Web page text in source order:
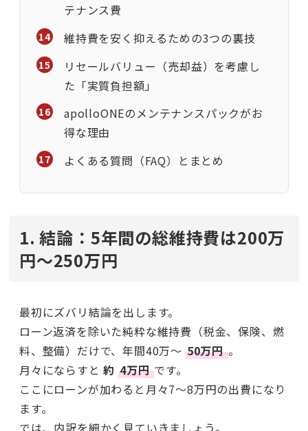
テナンス費
維持費を安く抑えるための3つの裏技
リセールバリュー（売却益）を考慮し
た「実質負担額」
apolloONEのメンテナンスパックがお
得な理由
よくある質問（FAQ）とまとめ
1. 結論：5年間の総維持費は200万
円〜250万円
最初にズバリ結論を出します。
ローン返済を除いた純粋な維持費（税金、保険、燃
料、整備）だけで、年間40万〜 50万円。
月々にならすと約4万円です。
ここにローンが加わると月々7〜8万円の出費になり
ます。
では、内訳を細かく見ていきましょう。